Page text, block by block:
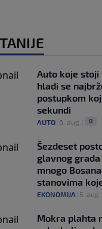
Auto koje stoji
hladi se
postupkom
sekundi
AUTO 6. aug. 0
Šezdeset
glavnog
mnogo
stanovima
EKONOMIJA 5. aug.
Mokra plahta